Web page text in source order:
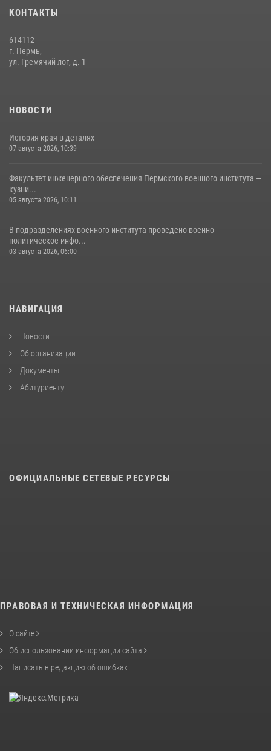
07 августа 2026, 10:39
КОНТАКТЫ
614112
г. Пермь,
ул. Гремячий лог, д. 1
НОВОСТИ
История края в деталях
07 августа 2026, 10:39
Факультет инженерного обеспечения Пермского военного института —
кузни...
05 августа 2026, 10:11
В подразделениях военного института проведено военно-
политическое инфо...
03 августа 2026, 06:00
НАВИГАЦИЯ
Новости
Об организации
Документы
Абитуриенту
ОФИЦИАЛЬНЫЕ СЕТЕВЫЕ РЕСУРСЫ
ПРАВОВАЯ И ТЕХНИЧЕСКАЯ ИНФОРМАЦИЯ
О сайте
Об использовании информации сайта
Написать в редакцию об ошибках